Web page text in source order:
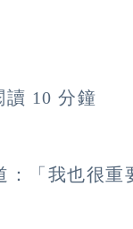
讀 10 分鐘
「我也很重